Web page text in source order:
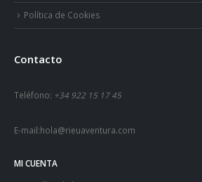
Política de Cookies
Contacto
Teléfono: +34 922 15 17 45
E-mail:hola@rieuaventura.com
MI CUENTA